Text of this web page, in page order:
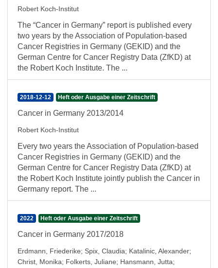
Robert Koch-Institut
The “Cancer in Germany” report is published every
two years by the Association of Population-based
Cancer Registries in Germany (GEKID) and the
German Centre for Cancer Registry Data (ZfKD) at
the Robert Koch Institute. The ...
2018-12-12 Heft oder Ausgabe einer Zeitschrift
Cancer in Germany 2013/2014
Robert Koch-Institut
Every two years the Association of Population-based
Cancer Registries in Germany (GEKID) and the
German Centre for Cancer Registry Data (ZfKD) at
the Robert Koch Institute jointly publish the Cancer in
Germany report. The ...
2022 Heft oder Ausgabe einer Zeitschrift
Cancer in Germany 2017/2018
Erdmann, Friederike; Spix, Claudia; Katalinic, Alexander;
Christ, Monika; Folkerts, Juliane; Hansmann, Jutta;